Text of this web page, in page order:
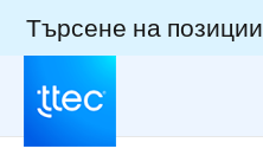
Търсене на позиции